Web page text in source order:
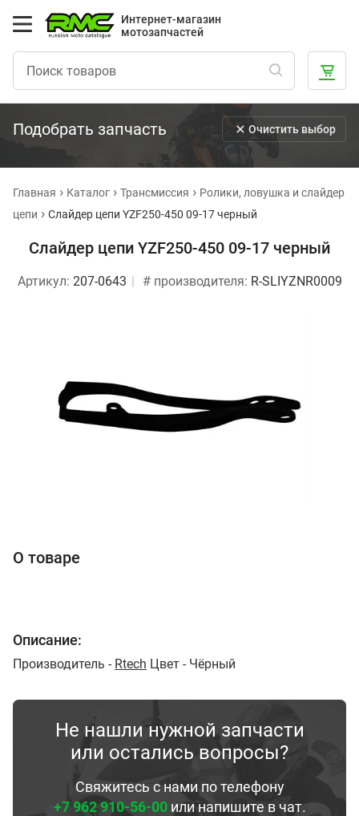
Интернет-магазин
мотозапчастей
Подобрать запчасть Очистить выбор
Главная Каталог Трансмиссия
Ролики, ловушка и слайдер
цепи
Слайдер цепи YZF250-450 09-17 черный
Слайдер цепи YZF250-450 09-17 черный
Артикул: 207-0643 # производителя: R-SLIYZNR0009
О товаре
Описание:
Производитель - Rtech Цвет - Чёрный
Не нашли нужной запчасти
или остались вопросы?
Свяжитесь с нами по телефону
+7 962 910-56-00или напишите в чат.